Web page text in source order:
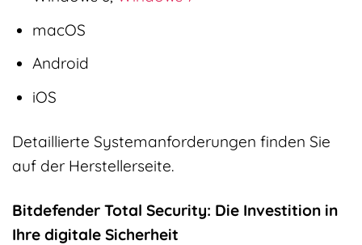
macOS
Android
iOS
Detaillierte Systemanforderungen finden Sie
auf der Herstellerseite.
Bitdefender Total Security: Die Investition in
Ihre digitale Sicherheit